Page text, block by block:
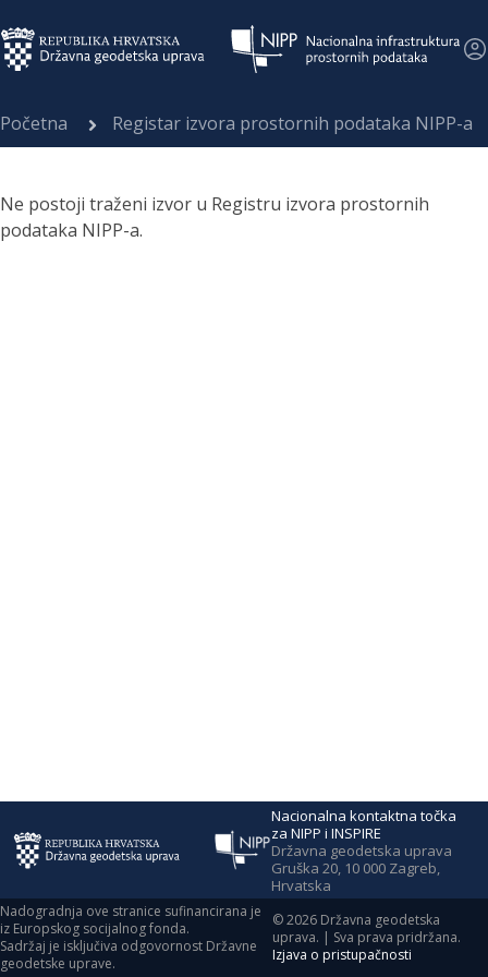
Početna Registar izvora prostornih podataka NIPP-a
Ne postoji traženi izvor u Registru izvora prostornih
podataka NIPP-a.
Nacionalna kontaktna točka
za NIPP i INSPIRE
Državna geodetska uprava
Gruška 20, 10 000 Zagreb,
Hrvatska
Nadogradnja ove stranice sufinancirana je
iz Europskog socijalnog fonda.
Sadržaj je isključiva odgovornost Državne
geodetske uprave.
©2026 Državna geodetska
uprava. | Sva prava pridržana.
Izjava o pristupačnosti